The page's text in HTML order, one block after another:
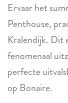
Ervaar het
Penthouse,
Kralendijk. Dit
fenomenaal
perfecte
op Bonaire.